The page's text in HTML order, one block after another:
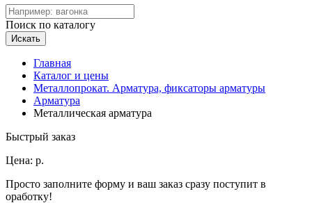
Поиск по каталогу
Искать
Главная
Каталог и цены
Металлопрокат. Арматура, фиксаторы арматуры
Арматура
Металлическая арматура
Быстрый заказ
Цена: р.
Просто заполните форму и ваш заказ сразу поступит в
оработку!